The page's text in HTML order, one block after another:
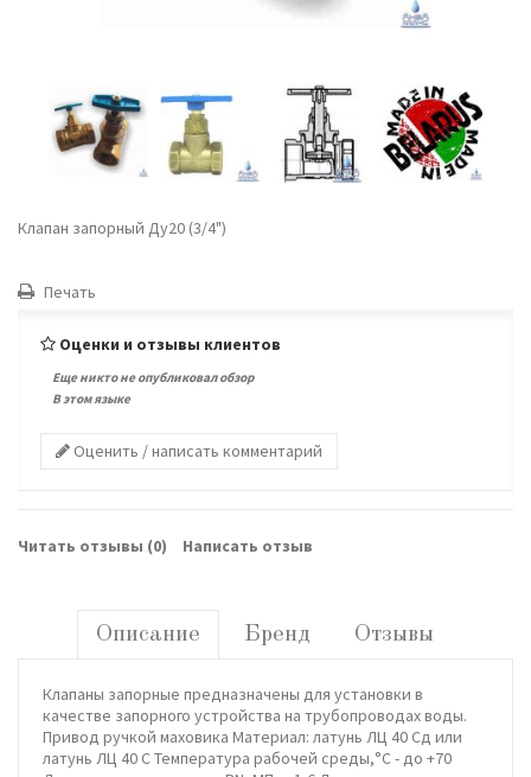
Клапан запорный Ду20 (3/4")
Печать
Оценки и отзывы клиентов
Еще никто не опубликовал обзор
В этом языке
Оценить / написать комментарий
Читать отзывы (0) Написать отзыв
Описание Бренд Отзывы
Клапаны запорные предназначены для установки в
качестве запорного устройства на трубопроводах воды.
Привод ручкой маховика Материал: латунь ЛЦ 40 Сд или
латунь ЛЦ 40 С Температура рабочей среды,°С - до +70